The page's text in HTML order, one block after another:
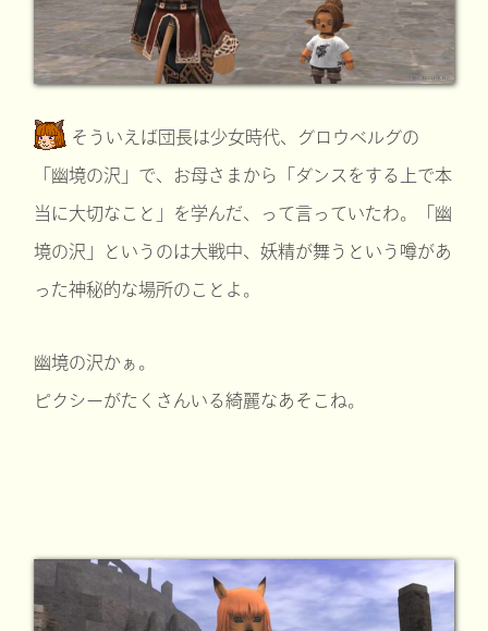
そういえば団長は少女時代、グロウベルグの
「幽境の沢」で、お母さまから「ダンスをする上で本
当に大切なこと」を学んだ、って言っていたわ。「幽
境の沢」というのは大戦中、妖精が舞うという噂があ
った神秘的な場所のことよ。
幽境の沢かぁ。
ピクシーがたくさんいる綺麗なあそこね。